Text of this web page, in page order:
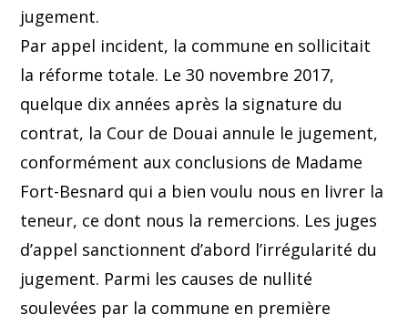
jugement.
Par appel incident, la commune en sollicitait
la réforme totale. Le 30 novembre 2017,
quelque dix années après la signature du
contrat, la Cour de Douai annule le jugement,
conformément aux conclusions de Madame
Fort-Besnard qui a bien voulu nous en livrer la
teneur, ce dont nous la remercions. Les juges
d’appel sanctionnent d’abord l’irrégularité du
jugement. Parmi les causes de nullité
soulevées par la commune en première